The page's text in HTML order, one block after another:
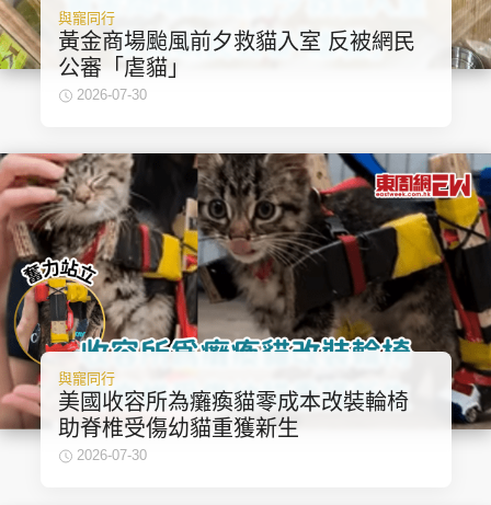
與寵同行
黃金商場颱風前夕救貓入室 反被網民
公審「虐貓」
2026-07-30
與寵同行
美國收容所為癱瘓貓零成本改裝輪椅
助脊椎受傷幼貓重獲新生
2026-07-30